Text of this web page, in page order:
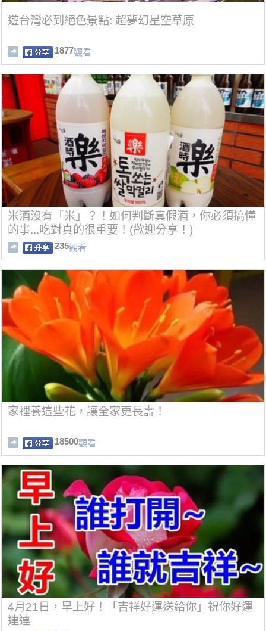
遊台灣必到絕色景點: 超夢幻星空草原
1877觀看
米酒沒有「米」？！如何判斷真假酒，你必須搞懂
的事...吃對真的很重要！(歡迎分享！)
235觀看
家裡養這些花，讓全家更長壽！
18500觀看
4月21日，早上好！「吉祥好運送給你」祝你好運
連連